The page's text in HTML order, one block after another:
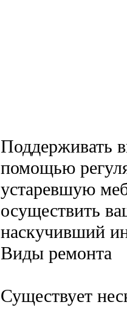
Поддерживать
помощью
устаревшую
осуществить
наскучивший
Виды ремонта
Существует